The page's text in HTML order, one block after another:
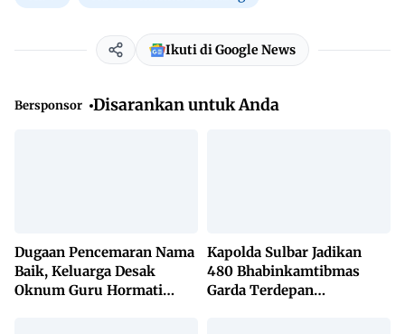
Ikuti di Google News
Bersponsor Disarankan untuk Anda
Dugaan Pencemaran Nama
Baik, Keluarga Desak
Oknum Guru Hormati
Kapolda Sulbar Jadikan
480 Bhabinkamtibmas
Garda Terdepan